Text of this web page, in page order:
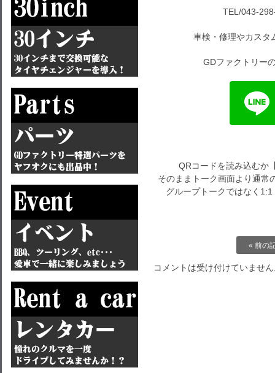
TEL/043-
車検・修理やカスタ
GDファクトリー
QRコードを読み込むか
そのままトーク画面より通常
グループトークではなく
« 前の
コメントは受け付けていませ